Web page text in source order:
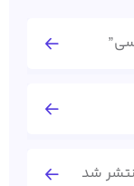
شد